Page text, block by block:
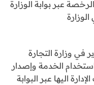
عبر بوابة الوزارة
في وزارة التجارة
الخدمة وإصدار
اليها عبر البوابة